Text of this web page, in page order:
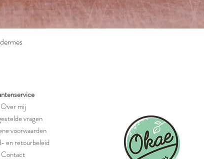
Over mij
vragen
voorwaarden
en retourbeleid
Contact